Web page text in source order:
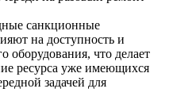
санкционные
на доступность и
оборудования, что делает
ресурса уже имеющихся
задачей для